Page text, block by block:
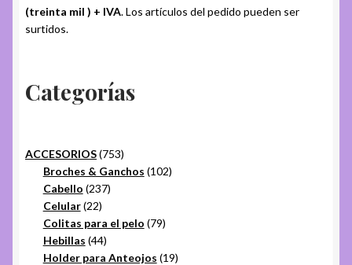
(treinta mil ) + IVA. Los artículos del pedido pueden ser
surtidos.
Categorías
ACCESORIOS 753753
productos
Broches & Ganchos 102102
Cabello 237237
Celular 2222
productos
Colitas para el pelo 7979
Hebillas 4444
productos
Holder para Anteojos 1919